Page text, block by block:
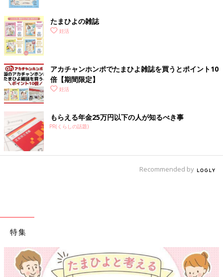
たまひよの雑誌
妊活
アカチャンホンポでたまひよ雑誌を買うとポイント10
倍【期間限定】
妊活
もらえる年金25万円以下の人が知るべき事
PR(くらしの話題)
Recommended by
特集